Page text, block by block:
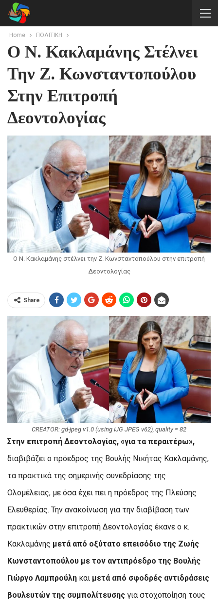
Home ΠΟΛΙΤΙΚΗ
Ο Ν. Κακλαμάνης Στέλνει
Την Ζ. Κωνσταντοπούλου
Στην Επιτροπή
Δεοντολογίας
Ο Ν. Κακλαμάνης στέλνει την Ζ. Κωνσταντοπούλου στην επιτροπή
Δεοντολογίας
Share
CREATOR: gd-jpeg v1.0 (using IJG JPEG v62), quality = 82
Στην επιτροπή Δεοντολογίας, «για τα περαιτέρω»,
διαβιβάζει ο πρόεδρος της Βουλής Νικήτας Κακλαμάνης,
τα πρακτικά της σημερινής συνεδρίασης της
Ολομέλειας, με όσα έχει πει η πρόεδρος της Πλεύσης
Ελευθερίας. Την ανακοίνωση για την διαβίβαση των
πρακτικών στην επιτροπή Δεοντολογίας έκανε ο κ.
Κακλαμάνης μετά από οξύτατο επεισόδιο της Ζωής
Κωνσταντοπούλου με τον αντιπρόεδρο της Βουλής
Γιώργο Λαμπρούλη και μετά από σφοδρές αντιδράσεις
βουλευτών της συμπολίτευσης για στοχοποίηση τους